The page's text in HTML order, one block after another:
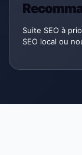
Suite SEO à
SEO local ou